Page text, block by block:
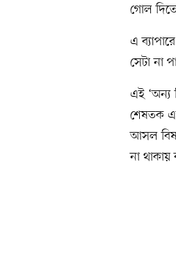
গোল
এ
সেটা না
এই ‘অন্য
শেষতক
আসল
না